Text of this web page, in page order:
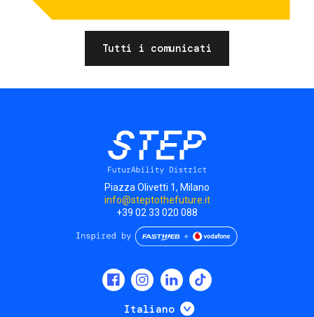
Tutti i comunicati
Piazza Olivetti 1, Milano
info@steptothefuture.it
+39 02 33 020 088
Italiano Mostra ulteriori